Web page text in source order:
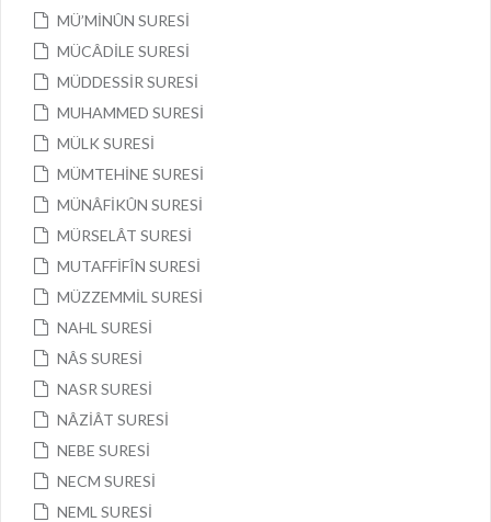
MÜ’MİNÛN SURESİ
MÜCÂDİLE SURESİ
MÜDDESSİR SURESİ
MUHAMMED SURESİ
MÜLK SURESİ
MÜMTEHİNE SURESİ
MÜNÂFİKÛN SURESİ
MÜRSELÂT SURESİ
MUTAFFİFÎN SURESİ
MÜZZEMMİL SURESİ
NAHL SURESİ
NÂS SURESİ
NASR SURESİ
NÂZİÂT SURESİ
NEBE SURESİ
NECM SURESİ
NEML SURESİ